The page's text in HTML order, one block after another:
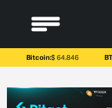
content
Bitcoin:$ 64.846